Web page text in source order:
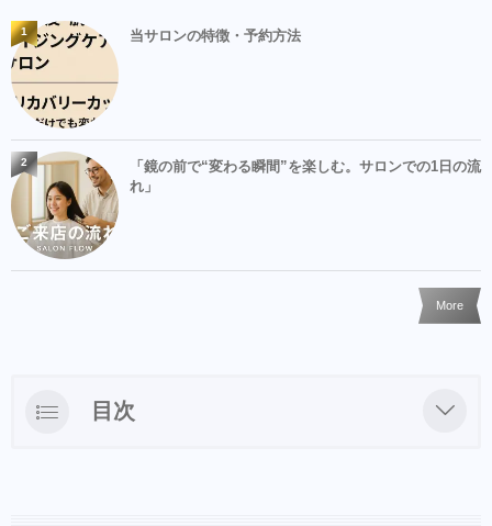
当サロンの特徴・予約方法
1
「鏡の前で“変わる瞬間”を楽しむ。サロンでの1日の流
れ」
2
More
目次